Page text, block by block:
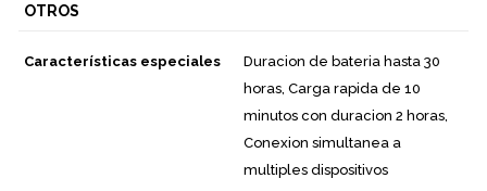
OTROS
Características especiales
Duracion de bateria hasta 30
horas, Carga rapida de 10
minutos con duracion 2 horas,
Conexion simultanea a
multiples dispositivos